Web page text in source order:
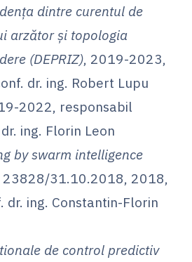
dintre curentul de
arzător și topologia
(DEPRIZ), 2019-2023,
dr. ing. Robert Lupu
2022, responsabil
ing. Florin Leon
by swarm intelligence
23828/31.10.2018, 2018,
dr. ing. Constantin-Florin
de control predictiv